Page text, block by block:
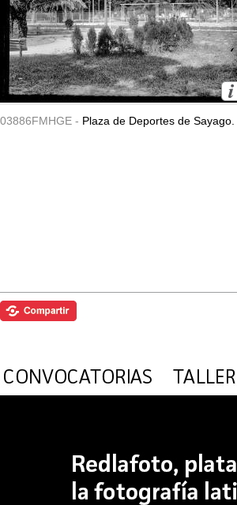
03886FMHGE - Plaza de Deportes de Sayago.